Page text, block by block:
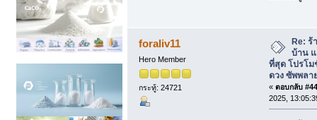
foraliv11
Hero Member
กระทู้: 24721
Re: ร้
บ้าน
ที่สุด โปรโ
ดวง ซัพพลา
« ตอบกลับ
2025,